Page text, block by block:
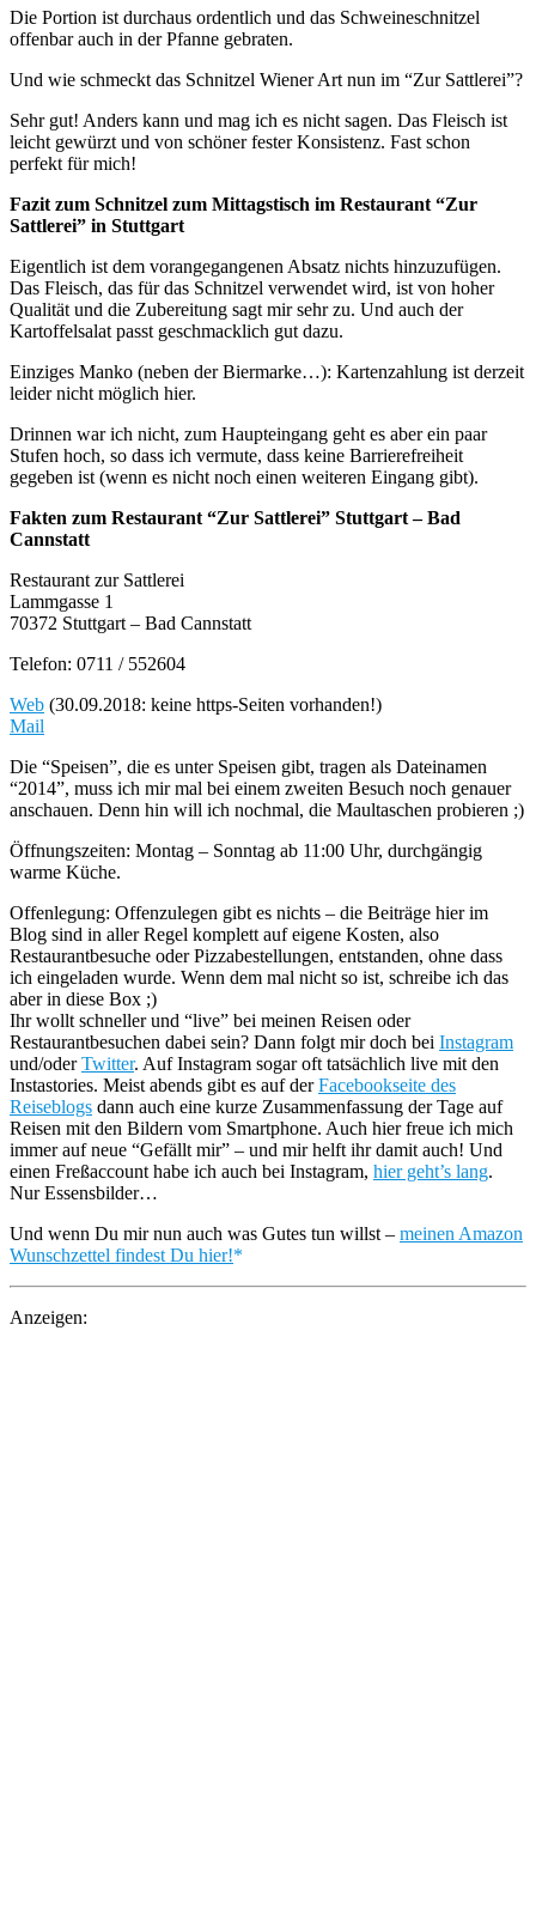
Die Portion ist durchaus ordentlich und das Schweineschnitzel
offenbar auch in der Pfanne gebraten.
Und wie schmeckt das Schnitzel Wiener Art nun im “Zur Sattlerei”?
Sehr gut! Anders kann und mag ich es nicht sagen. Das Fleisch ist
leicht gewürzt und von schöner fester Konsistenz. Fast schon
perfekt für mich!
Fazit zum Schnitzel zum Mittagstisch im Restaurant “Zur
Sattlerei” in Stuttgart
Eigentlich ist dem vorangegangenen Absatz nichts hinzuzufügen.
Das Fleisch, das für das Schnitzel verwendet wird, ist von hoher
Qualität und die Zubereitung sagt mir sehr zu. Und auch der
Kartoffelsalat passt geschmacklich gut dazu.
Einziges Manko (neben der Biermarke…): Kartenzahlung ist derzeit
leider nicht möglich hier.
Drinnen war ich nicht, zum Haupteingang geht es aber ein paar
Stufen hoch, so dass ich vermute, dass keine Barrierefreiheit
gegeben ist (wenn es nicht noch einen weiteren Eingang gibt).
Fakten zum Restaurant “Zur Sattlerei” Stuttgart – Bad
Cannstatt
Restaurant zur Sattlerei
Lammgasse 1
70372 Stuttgart – Bad Cannstatt
Telefon: 0711 / 552604
Web (30.09.2018: keine https-Seiten vorhanden!)
Mail
Die “Speisen”, die es unter Speisen gibt, tragen als Dateinamen
“2014”, muss ich mir mal bei einem zweiten Besuch noch genauer
anschauen. Denn hin will ich nochmal, die Maultaschen probieren ;)
Öffnungszeiten: Montag – Sonntag ab 11:00 Uhr, durchgängig
warme Küche.
Offenlegung: Offenzulegen gibt es nichts – die Beiträge hier im
Blog sind in aller Regel komplett auf eigene Kosten, also
Restaurantbesuche oder Pizzabestellungen, entstanden, ohne dass
ich eingeladen wurde. Wenn dem mal nicht so ist, schreibe ich das
aber in diese Box ;)
Ihr wollt schneller und “live” bei meinen Reisen oder
Restaurantbesuchen dabei sein? Dann folgt mir doch bei Instagram
und/oderTwitter. Auf Instagram sogar oft tatsächlich live mit den
Instastories. Meist abends gibt es auf derFacebookseite des
Reiseblogs dann auch eine kurze Zusammenfassung der Tage auf
Reisen mit den Bildern vom Smartphone. Auch hier freue ich mich
immer auf neue “Gefällt mir” – und mir helft ihr damit auch! Und
einen Freßaccount habe ich auch bei Instagram, hier geht’s lang.
Nur Essensbilder…
Und wenn Du mir nun auch was Gutes tun willst – meinen Amazon
Wunschzettel findest Du hier!
Anzeigen: